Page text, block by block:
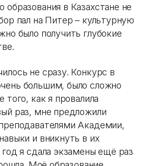
образования в Казахстане не
пал на Питер – культурную
было получить глубокие
не сразу. Конкурс в
большим, было сложно
того, как я провалила
раз, мне предложили
Академии,
и вникнуть в их
я сдала экзамены ещё раз